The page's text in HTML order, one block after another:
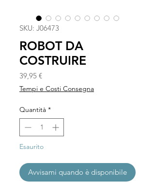
SKU: J06473
ROBOT DA
COSTRUIRE
39,95 €Prezzo
Tempi e Costi Consegna
Quantità *
Esaurito
Avvisami quando è disponibile